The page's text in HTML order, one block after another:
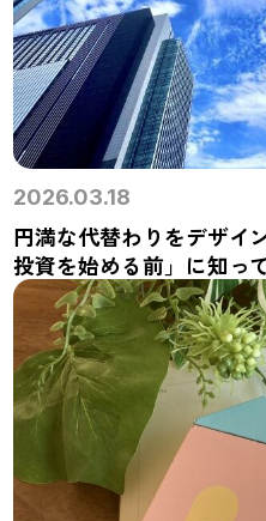
2026.03.18
円満な代替わりをデザイ
投資を始める前」に知っ